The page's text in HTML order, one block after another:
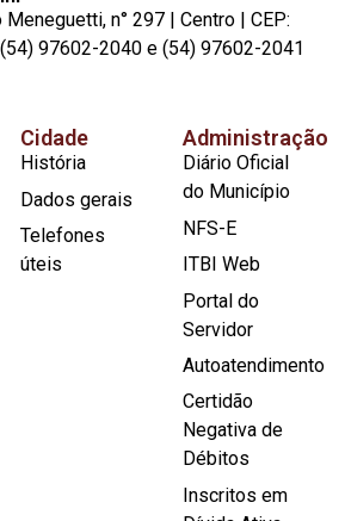
Meneguetti, n° 297 | Centro | CEP:
97602-2040 e (54) 97602-2041
Cidade
História
Dados gerais
Telefones
úteis
Administração
Diário Oficial
do Município
NFS-E
ITBI Web
Portal do
Servidor
Autoatendimento
Certidão
Negativa de
Débitos
Inscritos em